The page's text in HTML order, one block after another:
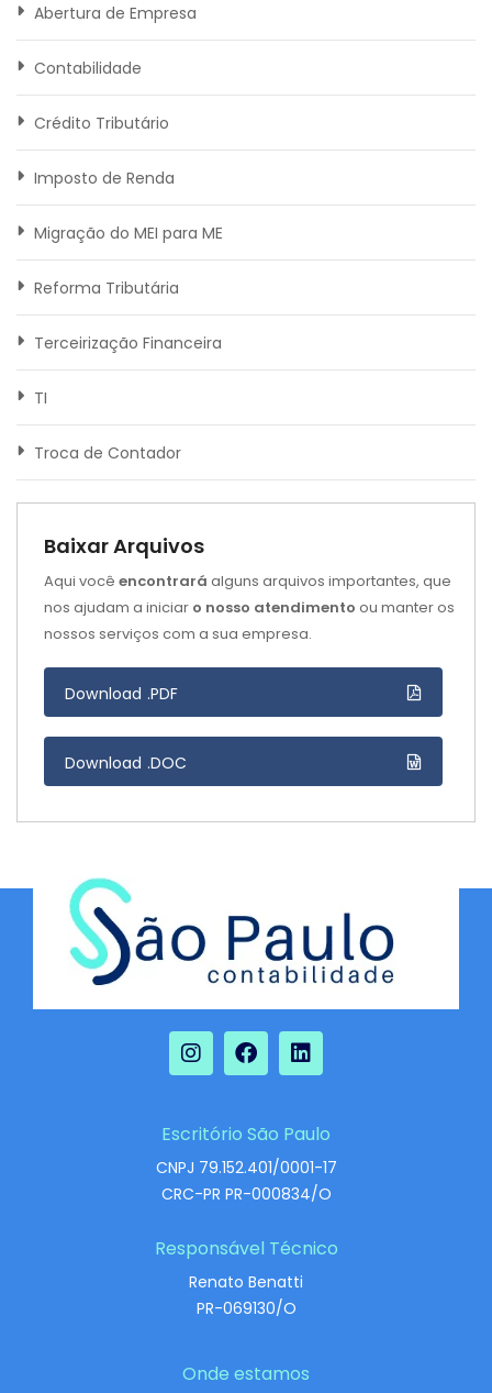
Abertura de Empresa
Contabilidade
Crédito Tributário
Imposto de Renda
Migração do MEI para ME
Reforma Tributária
Terceirização Financeira
TI
Troca de Contador
Baixar Arquivos
Aqui você encontrará alguns arquivos importantes, que
nos ajudam a iniciar o nosso atendimento ou manter os
nossos serviços com a sua empresa.
Download .PDF
Download .DOC
Escritório São Paulo
CNPJ 79.152.401/0001-17
CRC-PR PR-000834/O
Responsável Técnico
Renato Benatti
PR-069130/O
Onde estamos